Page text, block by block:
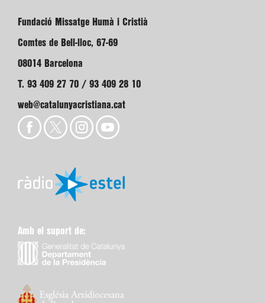
Fundació Missatge Humà i Cristià
Comtes de Bell-lloc, 67-69
08014 Barcelona
T. 93 409 27 70 / 93 409 28 10
web@catalunyacristiana.cat
Amb el suport de: